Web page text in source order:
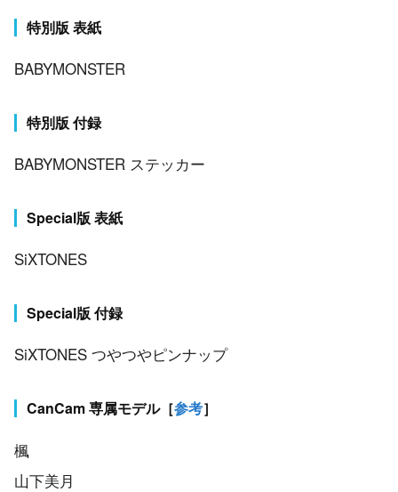
特別版 表紙
BABYMONSTER
特別版 付録
BABYMONSTER ステッカー
Special版 表紙
SiXTONES
Special版 付録
SiXTONES つやつやピンナップ
CanCam 専属モデル［参考］
楓
山下美月